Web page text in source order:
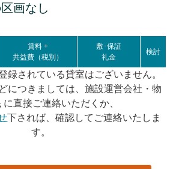
画なし
賃料 +
共益費（税別）
敷･保証
礼金
検討
録されている貸室はございません。
につきましては、施設運営会社・物
に直接ご連絡いただくか、
下されば、確認してご連絡いたしま
す。